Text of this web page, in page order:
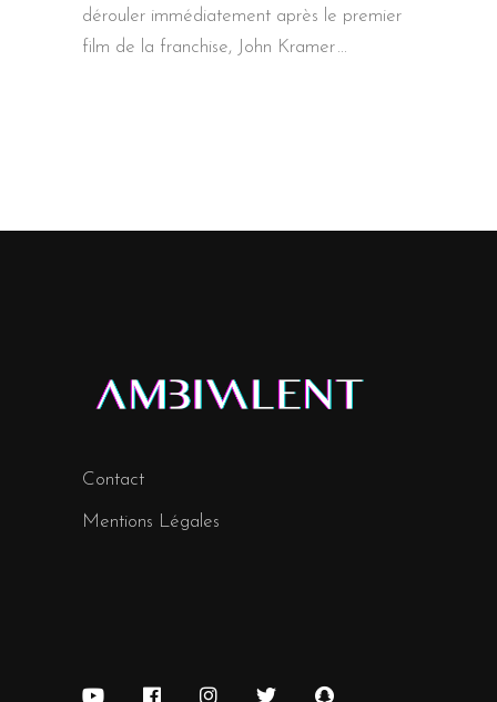
dérouler immédiatement après le premier
film de la franchise, John Kramer
Contact
Mentions Légales